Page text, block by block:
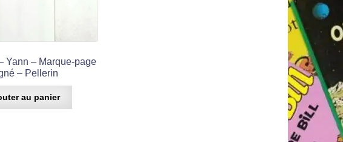
Yann – Marque-page
– Pellerin
au panier